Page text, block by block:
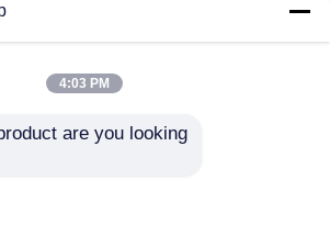
4:03 PM
are you looking